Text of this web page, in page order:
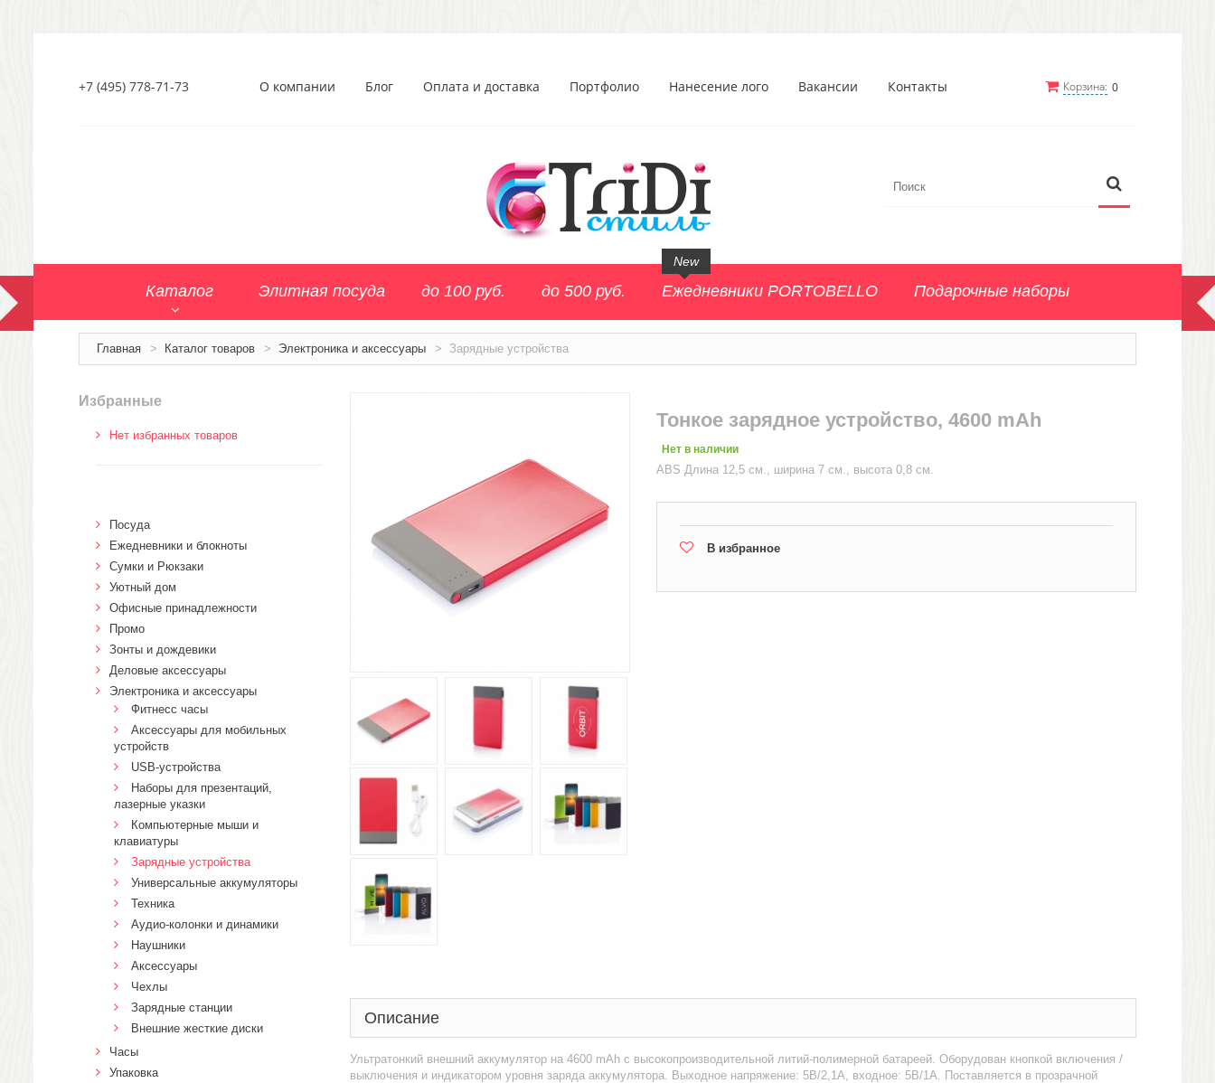
Корзина: 0
+7 (495) 778-71-73 О компании Блог Оплата и доставка Портфолио Нанесение лого Вакансии Контакты
Каталог Элитная посуда до 100 руб. до 500 руб. Ежедневники PORTOBELLO
New
Подарочные наборы
Главная > Каталог товаров > Электроника и аксессуары > Зарядные устройства
Тонкое зарядное устройство, 4600 mAh
Нет в наличии
ABS Длина 12,5 см., ширина 7 см., высота 0,8 см.
В избранное
Описание
Ультратонкий внешний аккумулятор на 4600 mAh с высокопроизводительной литий-полимерной батареей. Оборудован кнопкой включения /
выключения и индикатором уровня заряда аккумулятора. Выходное напряжение: 5В/2,1А, входное: 5В/1А. Поставляется в прозрачной
Избранные
Нет избранных товаров
Посуда
Ежедневники и блокноты
Сумки и Рюкзаки
Уютный дом
Офисные принадлежности
Промо
Зонты и дождевики
Деловые аксессуары
Электроника и аксессуары
Фитнесс часы
Аксессуары для мобильных
устройств
USB-устройства
Наборы для презентаций,
лазерные указки
Компьютерные мыши и
клавиатуры
Зарядные устройства
Универсальные аккумуляторы
Техника
Аудио-колонки и динамики
Наушники
Аксессуары
Чехлы
Зарядные станции
Внешние жесткие диски
Часы
Упаковка